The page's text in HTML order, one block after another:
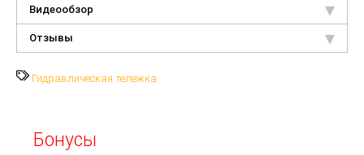
Видеообзор
Отзывы
Гидравлическая тележка
Бонусы